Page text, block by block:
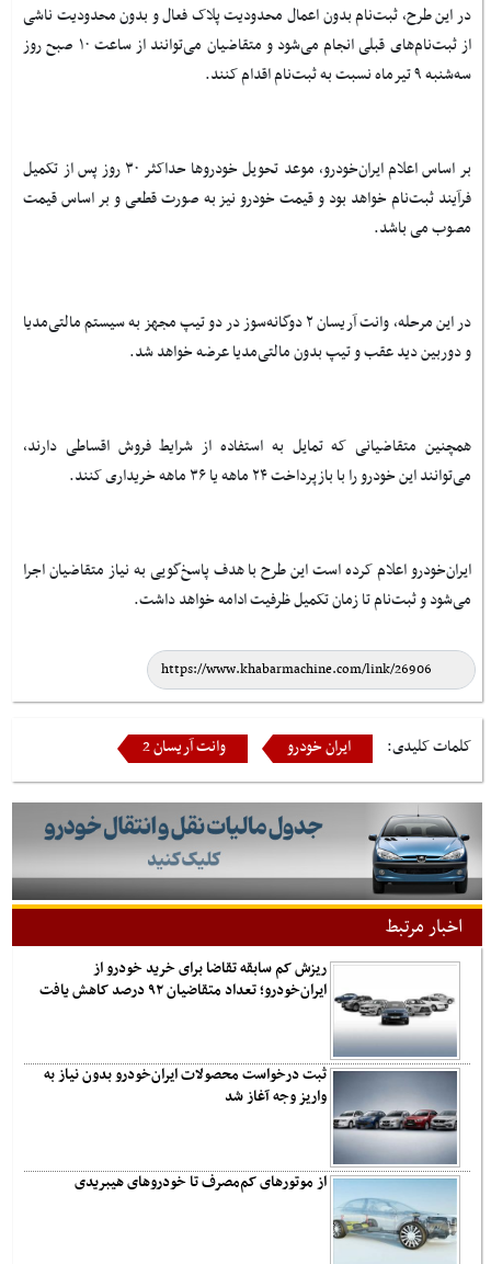
در این طرح، ثبت‌نام بدون اعمال محدودیت پلاک فعال و بدون محدودیت ناشی
از ثبت‌نام‌های قبلی انجام می‌شود و متقاضیان می‌توانند از ساعت ۱۰ صبح روز
سه‌شنبه ۹ تیرماه نسبت به ثبت‌نام اقدام کنند.
بر اساس اعلام ایران‌خودرو، موعد تحویل خودروها حداکثر ۳۰ روز پس از تکمیل
فرآیند ثبت‌نام خواهد بود و قیمت خودرو نیز به صورت قطعی و بر اساس قیمت
مصوب می باشد.
در این مرحله، وانت آریسان ۲ دوگانه‌سوز در دو تیپ مجهز به سیستم مالتی‌مدیا
و دوربین دید عقب و تیپ بدون مالتی‌مدیا عرضه خواهد شد.
همچنین متقاضیانی که تمایل به استفاده از شرایط فروش اقساطی دارند،
می‌توانند این خودرو را با بازپرداخت ۲۴ ماهه یا ۳۶ ماهه خریداری کنند.
ایران‌خودرو اعلام کرده است این طرح با هدف پاسخ‌گویی به نیاز متقاضیان اجرا
می‌شود و ثبت‌نام تا زمان تکمیل ظرفیت ادامه خواهد داشت.
کلمات کلیدی: ایران خودرو وانت آریسان 2
اخبار مرتبط
ریزش کم‌ سابقه تقاضا برای خرید خودرو از
ایران‌خودرو؛ تعداد متقاضیان ۹۲ درصد کاهش یافت
ثبت درخواست محصولات ایران‌خودرو بدون نیاز به
واریز وجه آغاز شد
از موتورهای کم‌مصرف تا خودروهای هیبریدی